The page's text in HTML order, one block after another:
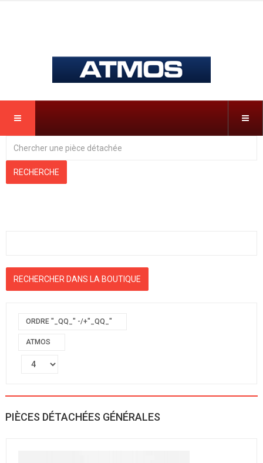
ORDRE "_QQ_" -/+"_QQ_"
ATMOS
PIÈCES DÉTACHÉES GÉNÉRALES